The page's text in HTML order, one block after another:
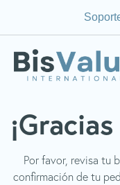
Por favor, revisa tu
confirmación de tu